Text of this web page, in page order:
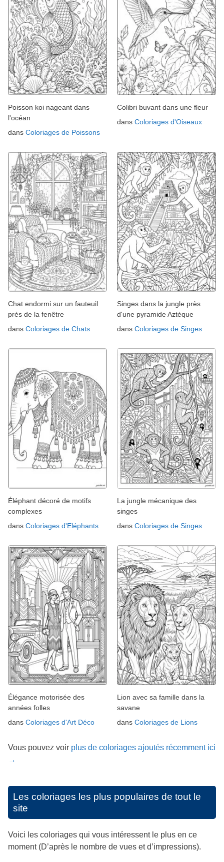
Poisson koi nageant dans
l'océan
dans Coloriages de Poissons
Colibri buvant dans une fleur
dans Coloriages d'Oiseaux
Chat endormi sur un fauteuil
près de la fenêtre
dans Coloriages de Chats
Singes dans la jungle près
d'une pyramide Aztèque
dans Coloriages de Singes
Éléphant décoré de motifs
complexes
dans Coloriages d'Eléphants
La jungle mécanique des
singes
dans Coloriages de Singes
Élégance motorisée des
années folles
dans Coloriages d'Art Déco
Lion avec sa famille dans la
savane
dans Coloriages de Lions
Vous pouvez voir plus de coloriages ajoutés récemment ici
→
Les coloriages les plus populaires de tout le
site
Voici les coloriages qui vous intéressent le plus en ce
moment (D’après le nombre de vues et d’impressions).